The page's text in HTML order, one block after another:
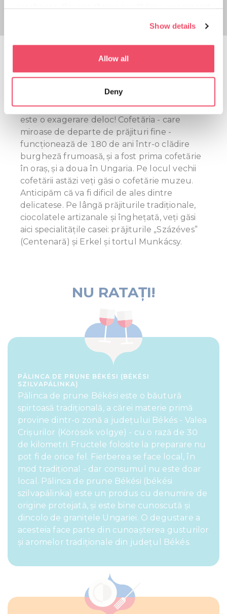
If you allow, we would also like to:
which can be accurate to within several meters
Identify your device by actively scanning it for
specific characteristics (fingerprinting)
Find out more about how your personal data is processed
and set your preferences in thedetails section
We use cookies to personalise content and ads, to
provide social media features and to analyse our traffic.
We also share information about your use of our site with
our social media, advertising and analytics partners who
may combine it with other information that you’ve
provided to them or that they’ve collected from your use
of their services.
Show details
Allow all
Deny
Cofetăria Centenară
Este un „loc de pelerinaj” în Gyula, care
trebuie vizitat neapărat. De fapt, numele nu
este o exagerare deloc! Cofetăria - care
miroase de departe de prăjituri fine -
funcționează de 180 de ani într-o clădire
burgheză frumoasă, și a fost prima cofetărie
în oraș, și a doua în Ungaria. Pe locul vechii
cofetării astăzi veți găsi o cofetărie muzeu.
Anticipăm că va fi dificil de ales dintre
delicatese. Pe lângă prăjiturile tradiționale,
ciocolatele artizanale și înghețată, veți găsi
aici specialitățile casei: prăjiturile „Százéves”
(Centenară) și Erkel și tortul Munkácsy.
NU RATAŢI!
PĂLINCA DE PRUNE BÉKÉSI (BÉKÉSI
SZILVAPÁLINKA)
Pălinca de prune Békési este o băutură
spirtoasă tradițională, a cărei materie primă
provine dintr-o zonă a județului Békés - Valea
Crișurilor (Körösök völgye) - cu o rază de 30
de kilometri. Fructele folosite la preparare nu
pot fi de orice fel. Fierberea se face local, în
mod tradițional - dar consumul nu este doar
local. Pălinca de prune Békési (békési
szilvapálinka) este un produs cu denumire de
origine protejată, și este bine cunoscută și
dincolo de granițele Ungariei. O degustare a
acesteia face parte din cunoașterea gusturilor
și aromelor tradiționale din județul Békés.